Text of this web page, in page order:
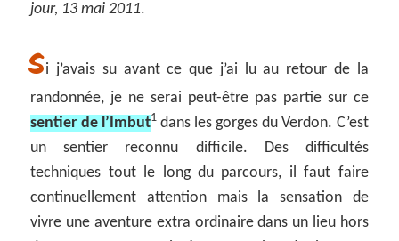
jour, 13 mai 2011.
Si j’avais su avant ce que j’ai lu au retour de la
randonnée, je ne serai peut-être pas partie sur ce
sentier de l’Imbut1dans les gorges du Verdon. C’est
un sentier reconnu difficile. Des difficultés
techniques tout le long du parcours, il faut faire
continuellement attention mais la sensation de
vivre une aventure extra ordinaire dans un lieu hors